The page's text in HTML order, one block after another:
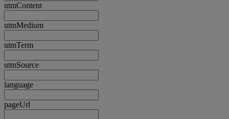
utmContent
utmMedium
utmTerm
utmSource
language
pageUrl